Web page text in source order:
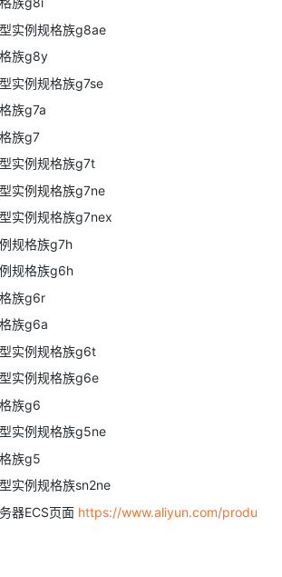
实例规格族g8ae
族g8y
实例规格族g7se
族g7a
族g7
实例规格族g7t
实例规格族g7ne
实例规格族g7nex
规格族g7h
规格族g6h
族g6r
族g6a
实例规格族g6t
实例规格族g6e
族g6
实例规格族g5ne
族g5
实例规格族sn2ne
器ECS页面 https://www.aliyun.com/produ